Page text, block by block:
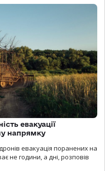
евакуації
напрямку
евакуація поранених на
не години, а дні, розповів